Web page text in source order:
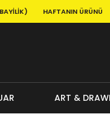
HAFTANIN ÜRÜNÜ
ART &